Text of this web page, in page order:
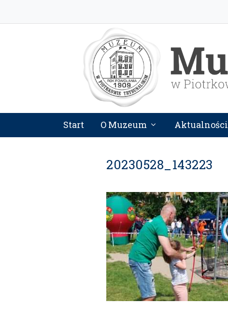
Start O Muzeum Aktualności
20230528_143223